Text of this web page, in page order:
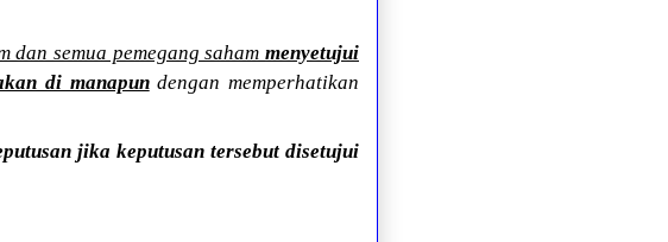
dan semua pemegang sahammenyetujui
di manapundengan memperhatikan
jika keputusan tersebut disetujui